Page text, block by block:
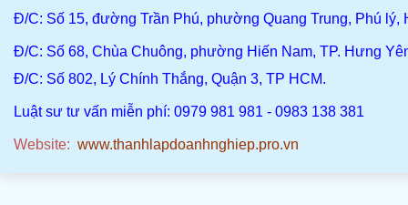
Đ/C: Số 15, đường Trần Phú, phường Quang Trung, Phú lý,
Đ/C: Số 68, Chùa Chuông, phường Hiến Nam, TP. Hưng
Đ/C: Số 802, Lý Chính Thắng, Quận 3, TP HCM.
Luật sư tư vấn miễn phí: 0979 981 981 - 0983 138 381
Website: www.thanhlapdoanhnghiep.pro.vn